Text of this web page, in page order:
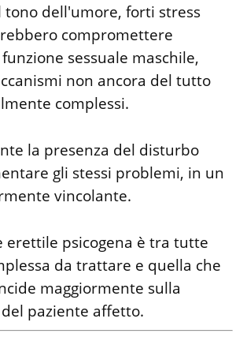
tono dell'umore, forti stress
compromettere
sessuale maschile,
non ancora del tutto
complessi.
la presenza del disturbo
gli stessi problemi, in un
vincolante.
erettile psicogena è tra tutte
da trattare e quella che
maggiormente sulla
paziente affetto.